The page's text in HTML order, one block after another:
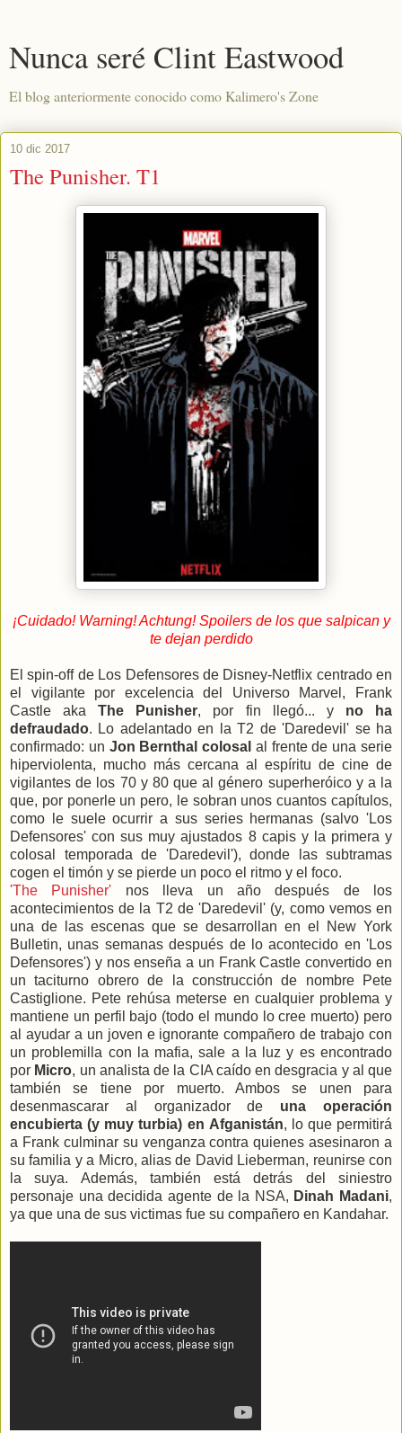
Nunca seré Clint Eastwood
El blog anteriormente conocido como Kalimero's Zone
10 dic 2017
The Punisher. T1
¡Cuidado! Warning! Achtung! Spoilers de los que salpican y
te dejan perdido
El spin-off de Los Defensores de Disney-Netflix centrado en
el vigilante por excelencia del Universo Marvel, Frank
Castle akaThe Punisher, por fin llegó... y no ha
defraudado. Lo adelantado en la T2 de 'Daredevil' se ha
confirmado: un Jon Bernthal colosal al frente de una serie
hiperviolenta, mucho más cercana al espíritu de cine de
vigilantes de los 70 y 80 que al género superheróico y a la
que, por ponerle un pero, le sobran unos cuantos capítulos,
como le suele ocurrir a sus series hermanas (salvo 'Los
Defensores' con sus muy ajustados 8 capis y la primera y
colosal temporada de 'Daredevil'), donde las subtramas
cogen el timón y se pierde un poco el ritmo y el foco.
'The Punisher' nos lleva un año después de los
acontecimientos de la T2 de 'Daredevil' (y, como vemos en
una de las escenas que se desarrollan en el New York
Bulletin, unas semanas después de lo acontecido en 'Los
Defensores') y nos enseña a un Frank Castle convertido en
un taciturno obrero de la construcción de nombre Pete
Castiglione. Pete rehúsa meterse en cualquier problema y
mantiene un perfil bajo (todo el mundo lo cree muerto) pero
al ayudar a un joven e ignorante compañero de trabajo con
un problemilla con la mafia, sale a la luz y es encontrado
por Micro, un analista de la CIA caído en desgracia y al que
también se tiene por muerto. Ambos se unen para
desenmascarar al organizador de una operación
encubierta (y muy turbia) en Afganistán, lo que permitirá
a Frank culminar su venganza contra quienes asesinaron a
su familia y a Micro, alias de David Lieberman, reunirse con
la suya. Además, también está detrás del siniestro
personaje una decidida agente de la NSA, Dinah Madani,
ya que una de sus victimas fue su compañero en Kandahar.